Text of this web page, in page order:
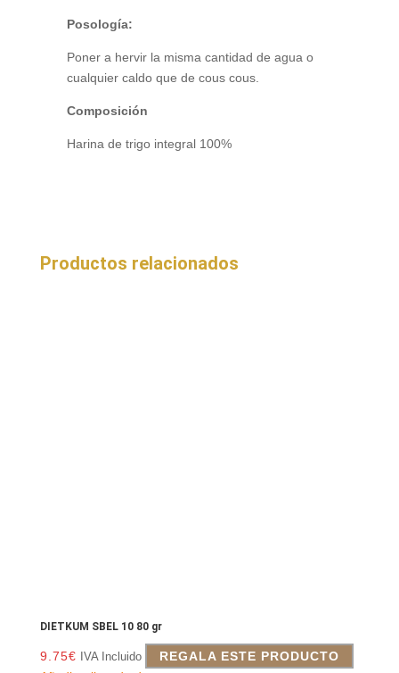
Posología:
Poner a hervir la misma cantidad de agua o
cualquier caldo que de cous cous.
Composición
Harina de trigo integral 100%
Productos relacionados
DIETKUM SBEL 10 80 gr
9.75€ IVA Incluido
REGALA ESTE PRODUCTO